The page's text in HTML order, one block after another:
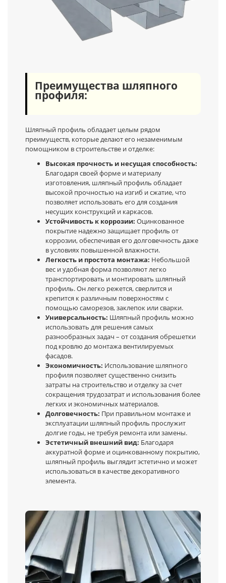
Преимущества шляпного
профиля:
Шляпный профиль обладает целым рядом
преимуществ, которые делают его незаменимым
помощником в строительстве и отделке:
Высокая прочность и несущая способность:
Благодаря своей форме и материалу
изготовления, шляпный профиль обладает
высокой прочностью на изгиб и сжатие, что
позволяет использовать его для создания
несущих конструкций и каркасов.
Устойчивость к коррозии: Оцинкованное
покрытие надежно защищает профиль от
коррозии, обеспечивая его долговечность даже
в условиях повышенной влажности.
Легкость и простота монтажа: Небольшой
вес и удобная форма позволяют легко
транспортировать и монтировать шляпный
профиль. Он легко режется, сверлится и
крепится к различным поверхностям с
помощью саморезов, заклепок или сварки.
Универсальность: Шляпный профиль можно
использовать для решения самых
разнообразных задач – от создания обрешетки
под кровлю до монтажа вентилируемых
фасадов.
Экономичность: Использование шляпного
профиля позволяет существенно снизить
затраты на строительство и отделку за счет
сокращения трудозатрат и использования более
легких и экономичных материалов.
Долговечность: При правильном монтаже и
эксплуатации шляпный профиль прослужит
долгие годы, не требуя ремонта или замены.
Эстетичный внешний вид: Благодаря
аккуратной форме и оцинкованному покрытию,
шляпный профиль выглядит эстетично и может
использоваться в качестве декоративного
элемента.